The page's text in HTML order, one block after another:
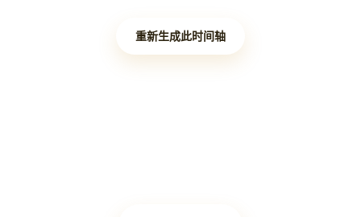
重新生成此时间轴